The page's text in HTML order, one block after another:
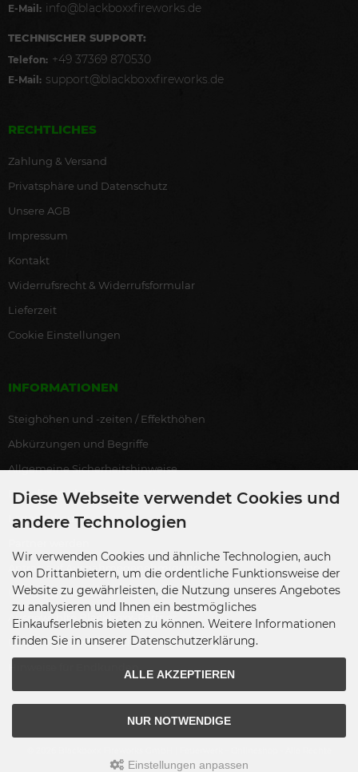
E-Mail: info@blackboxxfireworks.de
TECHNISCHER SUPPORT:
Telefon: +49 37369 870530
E-Mail: support@blackboxxfireworks.de
RECHTLICHES
Zahlung & Versand
Privatsphäre und Datenschutz
Unsere AGB
Impressum
Kontakt
Widerrufsrecht & Widerrufsformular
Lieferzeit
Cookie Einstellungen
INFORMATIONEN
Steighöhen und -zeiten / Effekthöhen
Abkürzungen und Begriffe
Allgemeine Sicherheitshinweise
Bestellung als Endverbraucher
Lagerverkauf
Antrag auf Ausnahmegenehmigung
Übersicht Zulassungen
Ausgewählte Blackboxx-Partner
Übersicht Gewerbenachweise
vorbehalten
Diese Webseite verwendet Cookies und
andere Technologien
Wir verwenden Cookies und ähnliche Technologien, auch
von Drittanbietern, um die ordentliche Funktionsweise der
Website zu gewährleisten, die Nutzung unseres Angebotes
zu analysieren und Ihnen ein bestmögliches
Einkaufserlebnis bieten zu können. Weitere Informationen
finden Sie in unserer Datenschutzerklärung.
ALLE AKZEPTIEREN
NUR NOTWENDIGE
Einstellungen anpassen